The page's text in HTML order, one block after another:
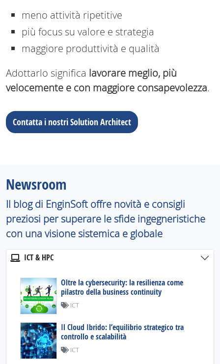
meno attività ripetitive
più focus su valore e strategia
maggiore produttività e qualità
Adottarlo significa lavorare meglio, più
velocemente e con maggiore consapevolezza.
Contatta i nostri Solution Architect
Newsroom
Il blog di EnginSoft offre novità e consigli
preziosi per superare le sfide ingegneristiche
con una visione sistemica e globale
ICT & HPC
Oltre la cybersecurity: la resilienza come
pilastro della business continuity
ICT
Il Cloud Ibrido: l’equilibrio strategico tra
controllo e scalabilità
ICT